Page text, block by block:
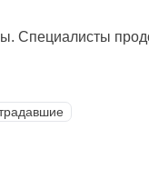
Специалисты